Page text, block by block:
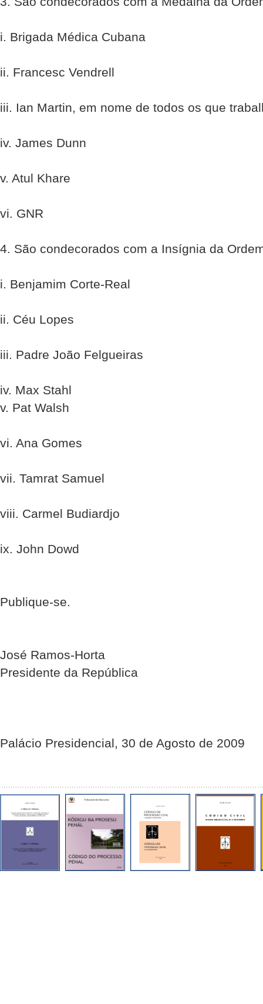
i. Brigada Médica Cubana
ii. Francesc Vendrell
iii. Ian Martin, em nome de todos os que
iv. James Dunn
v. Atul Khare
vi. GNR
4. São condecorados com a Insígnia da
i. Benjamim Corte-Real
ii. Céu Lopes
iii. Padre João Felgueiras
iv. Max Stahl
v. Pat Walsh
vi. Ana Gomes
vii. Tamrat Samuel
viii. Carmel Budiardjo
ix. John Dowd
Publique-se.
José Ramos-Horta
Presidente da República
Palácio Presidencial, 30 de Agosto de 2009